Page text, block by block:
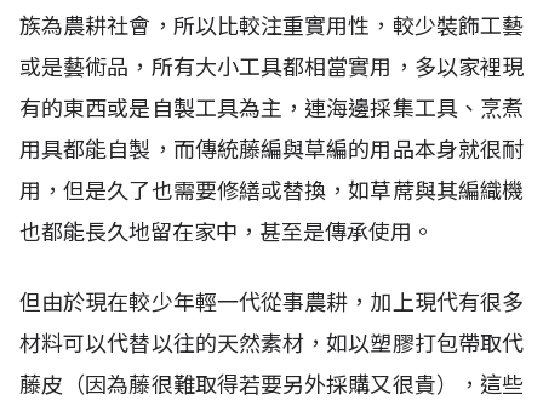
族為農耕社會，所以比較注重實用性，較少裝飾工藝
或是藝術品，所有大小工具都相當實用，多以家裡現
有的東西或是自製工具為主，連海邊採集工具、烹煮
用具都能自製，而傳統藤編與草編的用品本身就很耐
用，但是久了也需要修繕或替換，如草蓆與其編織機
也都能長久地留在家中，甚至是傳承使用。
但由於現在較少年輕一代從事農耕，加上現代有很多
材料可以代替以往的天然素材，如以塑膠打包帶取代
藤皮（因為藤很難取得若要另外採購又很貴），這些